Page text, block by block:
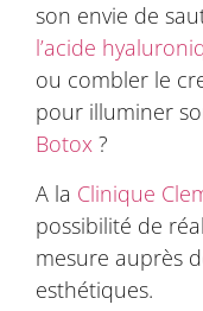
son envie de
l’acide
ou combler le
pour illuminer
Botox ?
A la Clinique
possibilité de
mesure auprès
esthétiques.